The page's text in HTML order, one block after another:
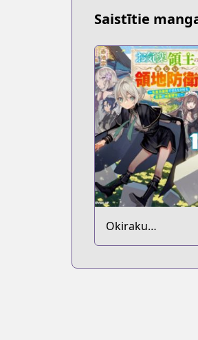
Saistītie
Okiraku
Ryoushu no